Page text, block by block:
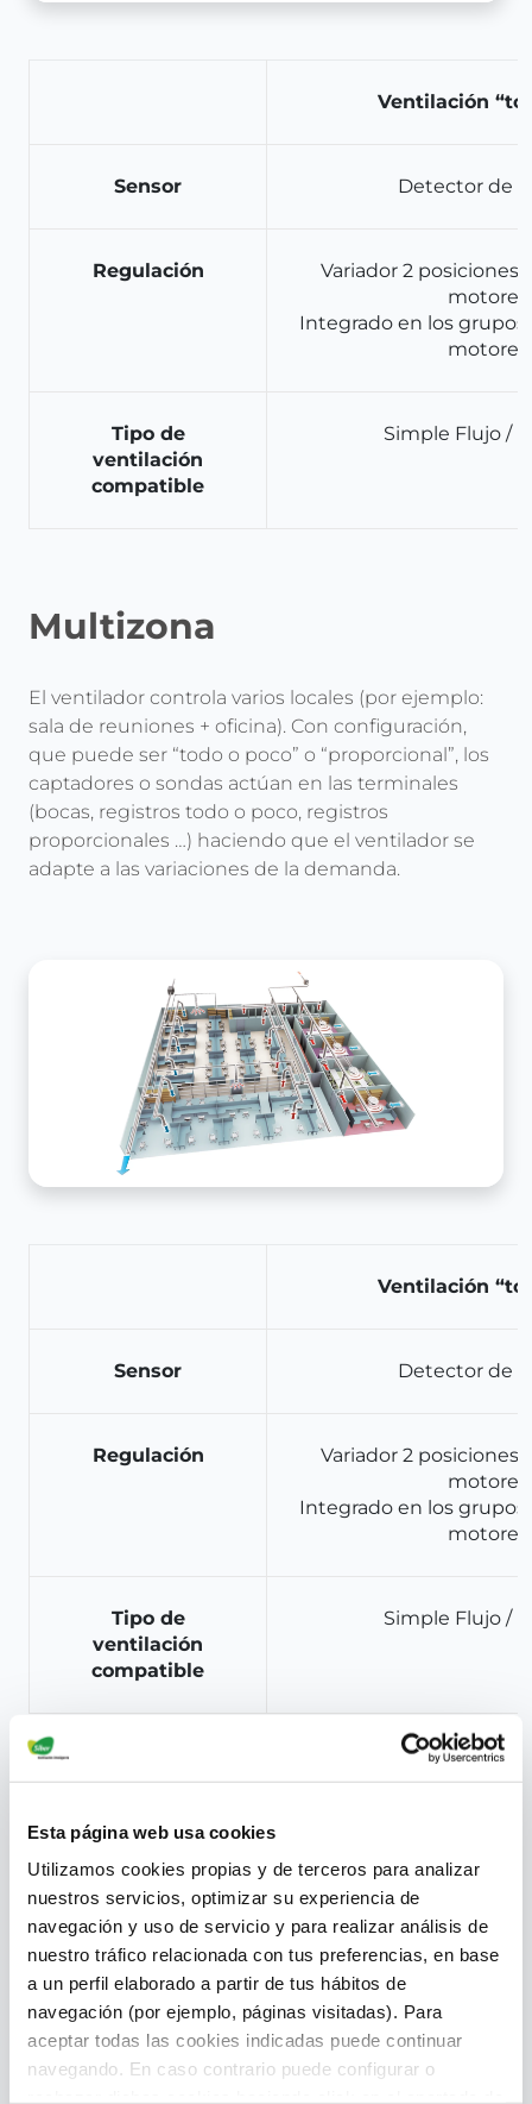
Esta página web usa cookies
Utilizamos cookies propias y de terceros para analizar
nuestros servicios, optimizar su experiencia de
navegación y uso de servicio y para realizar análisis de
nuestro tráfico relacionada con tus preferencias, en base
a un perfil elaborado a partir de tus hábitos de
navegación (por ejemplo, páginas visitadas). Para
aceptar todas las cookies indicadas puede continuar
navegando. En caso contrario puede configurar o
Ventilación
Sensor Detector de
Regulación
Variador 2 posiciones
motores
Integrado en los
motores
Tipo de
ventilación
compatible
Simple Flujo /
Multizona
El ventilador controla varios locales (por ejemplo:
sala de reuniones + oficina). Con configuración,
que puede ser “todo o poco” o “proporcional”, los
captadores o sondas actúan en las terminales
(bocas, registros todo o poco, registros
proporcionales …) haciendo que el ventilador se
adapte a las variaciones de la demanda.
Ventilación
Sensor Detector de
Regulación
Variador 2 posiciones
motores
Integrado en los
motores
Tipo de
ventilación
compatible
Simple Flujo /
nuestros sistemas